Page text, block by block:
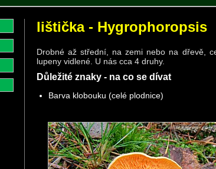
lištička - Hygrophoropsis
Drobné až střední, na zemi nebo na dřevě,
lupeny vidlené. U nás cca 4 druhy.
Důležité znaky - na co se dívat
Barva klobouku (celé plodnice)